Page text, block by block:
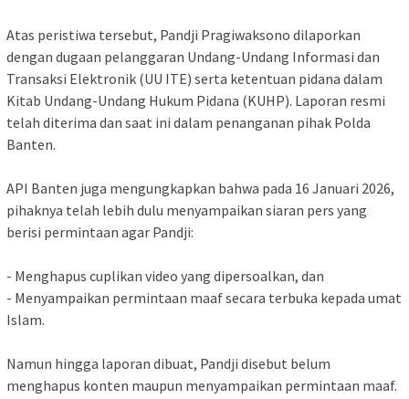
‎Atas peristiwa tersebut, Pandji Pragiwaksono dilaporkan
dengan dugaan pelanggaran Undang-Undang Informasi dan
Transaksi Elektronik (UU ITE) serta ketentuan pidana dalam
Kitab Undang-Undang Hukum Pidana (KUHP). Laporan resmi
telah diterima dan saat ini dalam penanganan pihak Polda
Banten.
‎API Banten juga mengungkapkan bahwa pada 16 Januari 2026,
pihaknya telah lebih dulu menyampaikan siaran pers yang
berisi permintaan agar Pandji:
‎- Menghapus cuplikan video yang dipersoalkan, dan
‎- Menyampaikan permintaan maaf secara terbuka kepada umat
Islam.
‎Namun hingga laporan dibuat, Pandji disebut belum
menghapus konten maupun menyampaikan permintaan maaf.